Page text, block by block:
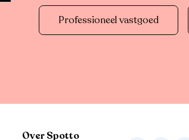
Professioneel vastgoed
Over Spotto